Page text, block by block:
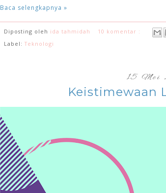
Baca selengkapnya »
Diposting oleh ida tahmidah
10 komentar :
Label: Teknologi
15 Mei
Keistimewaan